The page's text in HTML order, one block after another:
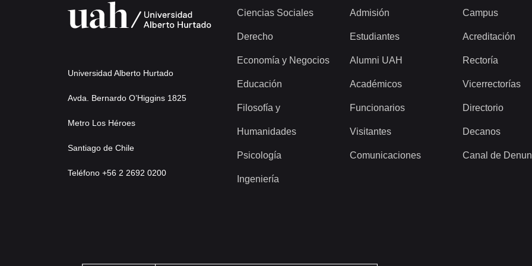
Universidad Alberto Hurtado
Avda. Bernardo O’Higgins 1825
Metro Los Héroes
Santiago de Chile
Teléfono +56 2 2692 0200
Ciencias Sociales
Derecho
Economía y Negocios
Educación
Filosofía y
Humanidades
Psicología
Ingeniería
Admisión
Estudiantes
Alumni UAH
Académicos
Funcionarios
Visitantes
Comunicaciones
Campus
Acreditación
Rectoría
Vicerrectorías
Directorio
Decanos
Canal de